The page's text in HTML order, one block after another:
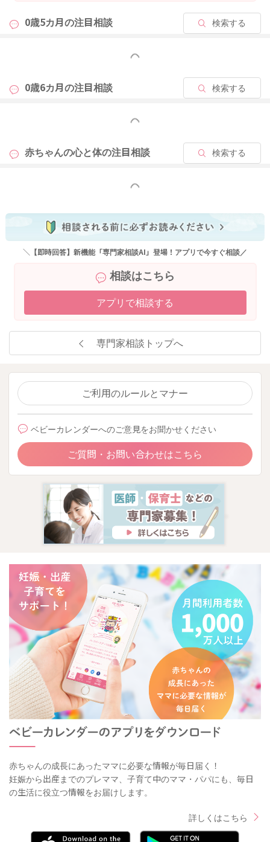
0歳5カ月の注目相談 検索する
もっと見る
0歳6カ月の注目相談 検索する
もっと見る
赤ちゃんの心と体の注目相談 検索する
もっと見る
＼【即時回答】新機能「専門家相談AI」登場！アプリで今すぐ相談／
相談はこちら
アプリで相談する
専門家相談トップへ
ご利用のルールとマナー
ベビーカレンダーへのご意見をお聞かせください
ご質問・お問い合わせはこちら
赤ちゃんの成長にあったママに必要な情報が毎日届く！
妊娠から出産までのプレママ、子育て中のママ・パパにも、毎日
の生活に役立つ情報をお届けします。
詳しくはこちら